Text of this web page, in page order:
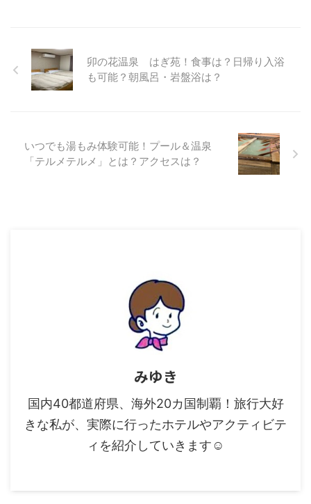
卯の花温泉 はぎ苑！食事は？日帰り入浴
も可能？朝風呂・岩盤浴は？
いつでも湯もみ体験可能！プール＆温泉
「テルメテルメ」とは？アクセスは？
みゆき
国内40都道府県、海外20カ国制覇！旅行大好
きな私が、実際に行ったホテルやアクティビテ
ィを紹介していきます☺︎